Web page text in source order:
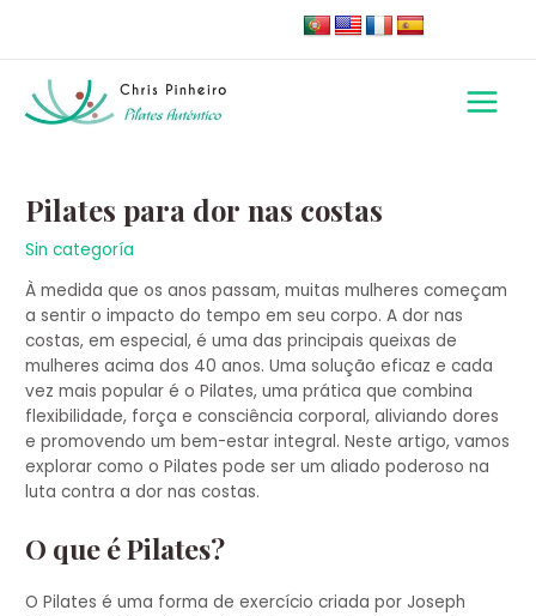
Pilates para dor nas costas
Sin categoría
À medida que os anos passam, muitas mulheres começam
a sentir o impacto do tempo em seu corpo. A dor nas
costas, em especial, é uma das principais queixas de
mulheres acima dos 40 anos. Uma solução eficaz e cada
vez mais popular é o Pilates, uma prática que combina
flexibilidade, força e consciência corporal, aliviando dores
e promovendo um bem-estar integral. Neste artigo, vamos
explorar como o Pilates pode ser um aliado poderoso na
luta contra a dor nas costas.
O que é Pilates?
O Pilates é uma forma de exercício criada por Joseph
artigos